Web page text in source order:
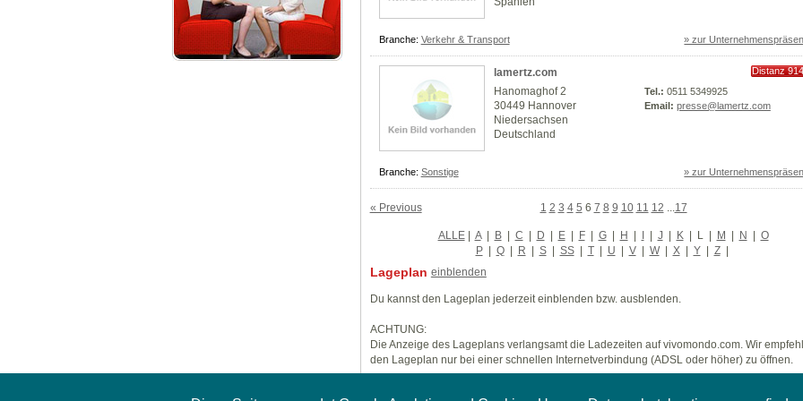
Branche: Verkehr & Transport » zur
lamertz.com
Distanz
Hanomaghof 2
30449 Hannover
Niedersachsen
Deutschland
Tel.: 0511 5349925
Email: presse@lamertz.com
Branche: Sonstige » zur
« Previous 1 2 3 4 5 6 7 8 9 10 11 12 17
ALLE| A | B | C | D | E | F | G | H | I | J | K | L| M | N | O
P | Q | R | S | SS | T | U | V | W | X | Y | Z |
Lageplan einblenden
Du kannst den Lageplan jederzeit einblenden bzw. ausblenden.
ACHTUNG:
Die Anzeige des Lageplans verlangsamt die Ladezeiten auf vivomondo.com. Wir
den Lageplan nur bei einer schnellen Internetverbindung (ADSL oder höher) zu öffnen.